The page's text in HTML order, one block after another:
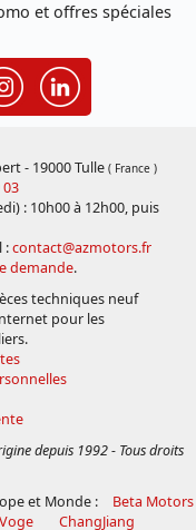
et offres spéciales
- 19000 Tulle ( France )
03
: 10h00 à 12h00, puis
:contact@azmotors.fr
demande.
techniques neuf
pour les
depuis 1992 - Tous droits
et Monde :
Beta Motors
Voge ChangJiang